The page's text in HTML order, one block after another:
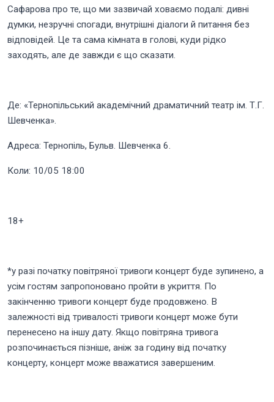
Сафарова про те, що ми зазвичай ховаємо подалі: дивні
думки, незручні спогади, внутрішні діалоги й питання без
відповідей. Це та сама кімната в голові, куди рідко
заходять, але де завжди є що сказати.
Де: «Тернопільський академічний драматичний театр ім. Т.Г.
Шевченка».
Адреса: Тернопіль, Бульв. Шевченка 6.
Коли: 10/05 18:00
18+
*у разі початку повітряної тривоги концерт буде зупинено, а
усім гостям запропоновано пройти в укриття. По
закінченню тривоги концерт буде продовжено. В
залежності від тривалості тривоги концерт може бути
перенесено на іншу дату. Якщо повітряна тривога
розпочинається пізніше, аніж за годину від початку
концерту, концерт може вважатися завершеним.